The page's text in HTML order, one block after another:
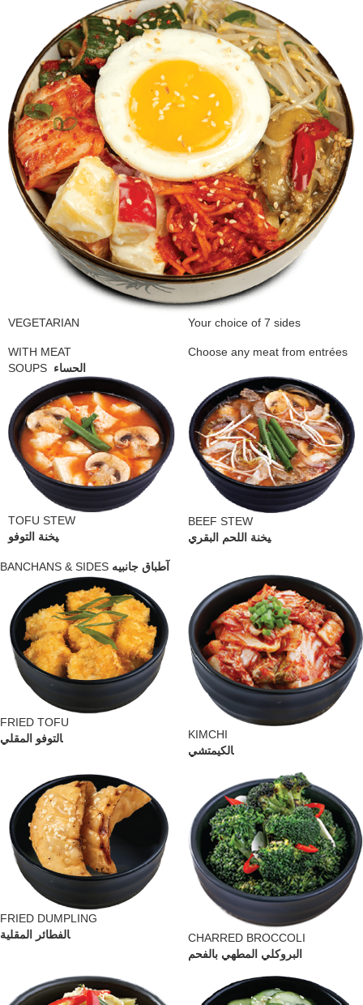
VEGETARIAN Your choice of 7 sides
WITH MEAT
Choose any meat from entrées
SOUPS الحساء
TOFU STEW
يخنة التوفو
BEEF STEW
يخنة اللحم البقري
BANCHANS & SIDES آطباق جانبيه
FRIED TOFU
التوفو المقلي
KIMCHI
الكيمتشي
FRIED DUMPLING
الفطائر المقلية
CHARRED BROCCOLI
البروكلي المطهي بالفحم